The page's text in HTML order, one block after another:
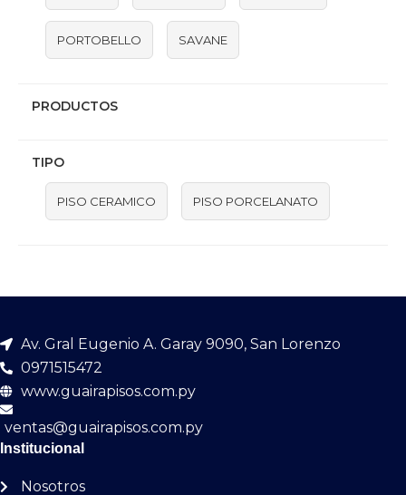
PORTOBELLO SAVANE
PRODUCTOS
TIPO
PISO CERAMICO PISO PORCELANATO
Av. Gral Eugenio A. Garay 9090, San Lorenzo
0971515472
www.guairapisos.com.py
ventas@guairapisos.com.py
Institucional
Nosotros